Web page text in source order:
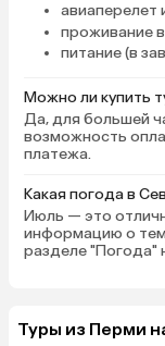
авиаперелет
проживание
питание (в
Можно ли купить
Да, для большей
возможность
платежа.
Какая погода в
Июль — это
информацию о
разделе "Погода"
Туры из Перми